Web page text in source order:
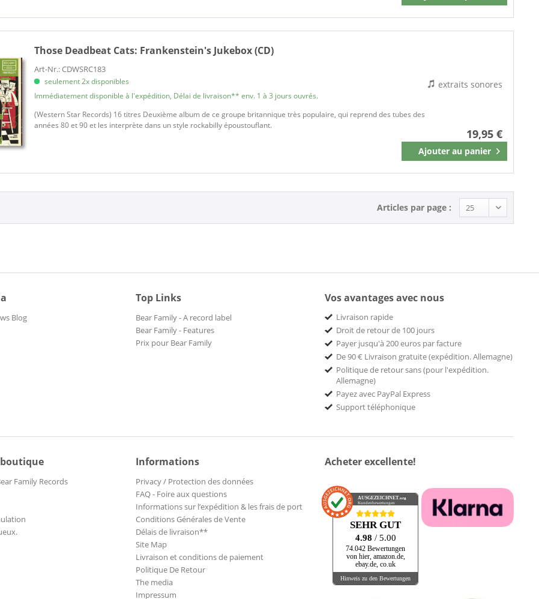
Those Deadbeat Cats: Frankenstein's Jukebox (CD)
Art-Nr.: CDWSRC183
seulement 2x disponibles
Immédiatement disponible à l'expédition, Délai de livraison** env. 1 à 3 jours ouvrés.
(Western Star Records) 16 titres Deuxième album de ce groupe britannique très populaire, qui reprend des tubes des
années 80 et 90 et les interprète dans un style rockabilly époustouflant.
19,95 €
Ajouter au panier
Mémoriser
extraits sonores
Articles par page :
Blog
Top Links
Bear Family - A record label
Bear Family - Features
Prix pour Bear Family
Vos avantages avec nous
Livraison rapide
Droit de retour de 100 jours
Payer jusqu'à 200 euros par facture
De 90 € Livraison gratuite (expédition. Allemagne)
Politique de retour sans (pour l'expédition.
Allemagne)
Payez avec PayPal Express
Support téléphonique
Family Records
Informations
Privacy / Protection des données
FAQ - Foire aux questions
Informations sur l’expédition & les frais de port
Conditions Générales de Vente
Délais de livraison**
Site Map
Livraison et conditions de paiement
Politique De Retour
The media
Impressum
Acheter excellente!
AUSGEZEICHNET.org
Kundenbewertungen
SEHR GUT
4.98 / 5.00
74.042 Bewertungen
von hier, amazon.de,
ebay.de, co.uk
Hinweis zu den Bewertungen